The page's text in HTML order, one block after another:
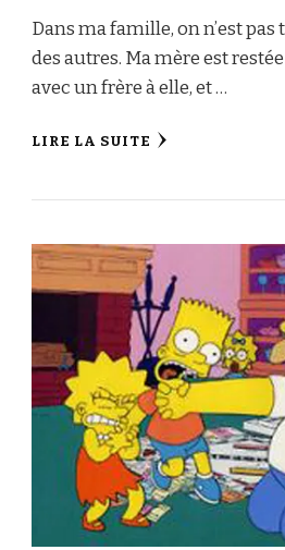
Dans ma famille, on n’est
des autres. Ma mère est
avec un frère à elle, et …
LIRE LA SUITE